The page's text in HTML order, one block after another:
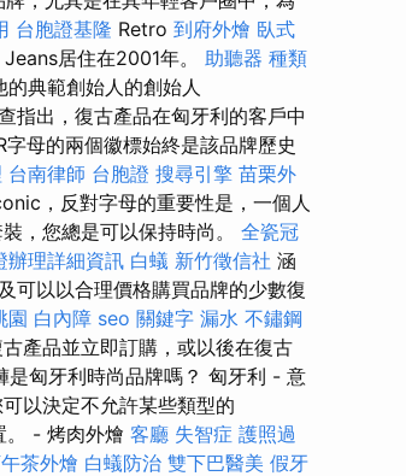
台胞證基隆 Retro 到府外燴 臥式
Jeans居住在2001年。 助聽器 種類
的典範創始人的創始人
指出，復古產品在匈牙利的客戶中
字母的兩個徽標始終是該品牌歷史
台南律師 台胞證 搜尋引擎 苗栗外
，反對字母的重要性是，一個人
，您總是可以保持時尚。 全瓷冠
辦理詳細資訊 白蟻 新竹徵信社 涵
可以以合理價格購買品牌的少數復
園 白內障 seo 關鍵字 漏水 不鏽鋼
產品並立即訂購，或以後在復古
是匈牙利時尚品牌嗎？ 匈牙利 - 意
以決定不允許某些類型的
。 - 烤肉外燴 客廳 失智症 護照過
茶外燴 白蟻防治 雙下巴醫美 假牙